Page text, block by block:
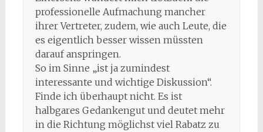
professionelle Aufmachung mancher
ihrer Vertreter, zudem, wie auch Leute, die
es eigentlich besser wissen müssten
darauf anspringen.
So im Sinne „ist ja zumindest
interessante und wichtige Diskussion“.
Finde ich überhaupt nicht. Es ist
halbgares Gedankengut und deutet mehr
in die Richtung möglichst viel Rabatz zu